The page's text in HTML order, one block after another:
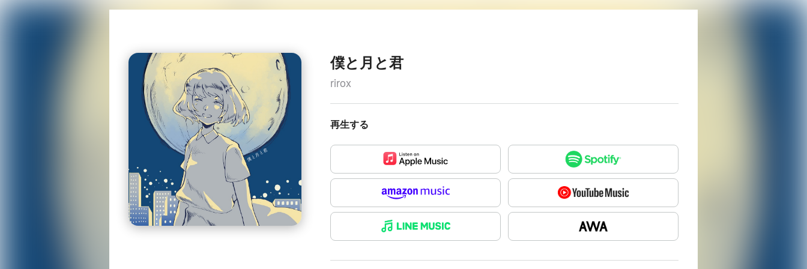
僕と月と君
rirox
再生する